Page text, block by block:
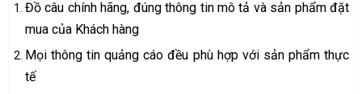
Đồ câu chính hãng, đúng thông tin mô tả và sản phẩm đặt
mua của Khách hàng
Mọi thông tin quảng cáo đều phù hợp với sản phẩm thực
tế